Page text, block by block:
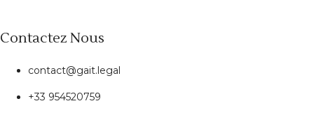
Contactez Nous
contact@gait.legal
+33 954520759